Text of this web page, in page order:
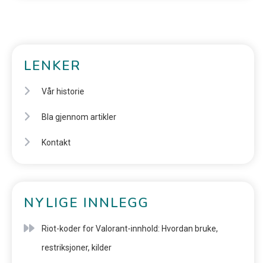
LENKER
Vår historie
Bla gjennom artikler
Kontakt
NYLIGE INNLEGG
Riot-koder for Valorant-innhold: Hvordan bruke,
restriksjoner, kilder